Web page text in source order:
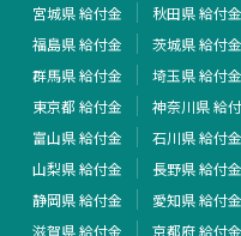
宮城県 給付金
秋田県 給付金
福島県 給付金
茨城県 給付金
群馬県 給付金
埼玉県 給付金
東京都 給付金
神奈川県 給
富山県 給付金
石川県 給付金
山梨県 給付金
長野県 給付金
静岡県 給付金
愛知県 給付金
滋賀県 給付金
京都府 給付金